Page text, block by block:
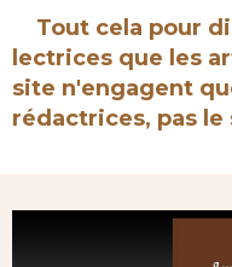
Tout cela pour
lectrices que les
site n'engagent
rédactrices, pas